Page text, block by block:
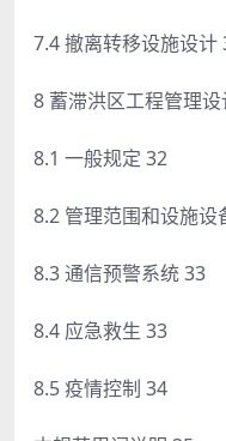
7.4 撤离转移设施设计
8 蓄滞洪区工程管理
8.1 一般规定 32
8.2 管理范围和设施设
8.3 通信预警系统 33
8.4 应急救生 33
8.5 疫情控制 34